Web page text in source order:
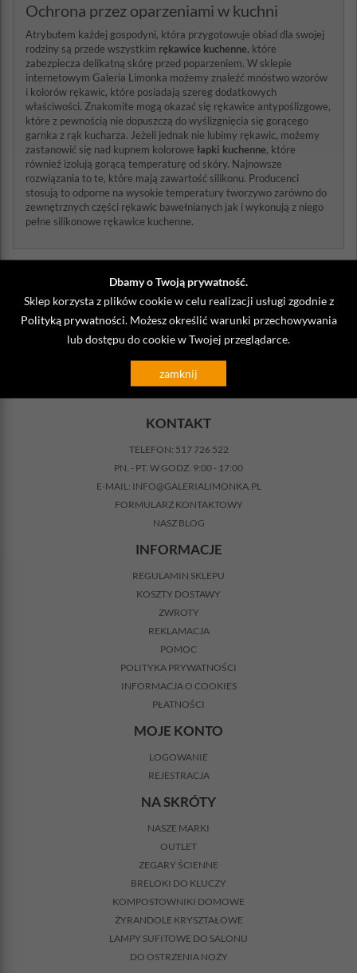
Dbamy o Twoją prywatność.
Sklep korzysta z plików cookie w celu realizacji usługi zgodnie z
Polityką prywatności . Możesz określić warunki przechowywania
lub dostępu do cookie w Twojej przeglądarce.
zamknij
Ochrona przez oparzeniami w kuchni
Atrybutem każdej gospodyni, która przygotowuje obiad dla swojej
rodziny są przede wszystkim rękawice kuchenne, które
zabezpiecza delikatną skórę przed poparzeniem. W sklepie
internetowym Galeria Limonka możemy znaleźć mnóstwo wzorów
i kolorów rękawic, które posiadają szereg dodatkowych
właściwości. Znakomite mogą okazać się rękawice antypoślizgowe,
które z pewnością nie dopuszczą do wyślizgnięcia się gorącego
garnka z rąk kucharza. Jeżeli jednak nie lubimy rękawic, możemy
zastanowić się nad kupnem kolorowe łapki kuchenne, które
również izolują gorącą temperaturę od skóry. Najnowsze
rozwiązania to te, które mają zawartość silikonu. Producenci
stosują to odporne na wysokie temperatury tworzywo zarówno do
zewnętrznych części rękawic bawełnianych jak i wykonują z niego
pełne silikonowe rękawice kuchenne.
NEWSLETTER
KONTAKT
TELEFON: 517 726 522
PN. - PT. W GODZ. 9:00 - 17:00
E-MAIL: INFO@GALERIALIMONKA.PL
FORMULARZ KONTAKTOWY
NASZ BLOG
INFORMACJE
REGULAMIN SKLEPU
KOSZTY DOSTAWY
ZWROTY
REKLAMACJA
POMOC
POLITYKA PRYWATNOŚCI
INFORMACJA O COOKIES
PŁATNOŚCI
MOJE KONTO
LOGOWANIE
REJESTRACJA
NA SKRÓTY
NASZE MARKI
OUTLET
ZEGARY ŚCIENNE
BRELOKI DO KLUCZY
KOMPOSTOWNIKI DOMOWE
ŻYRANDOLE KRYSZTAŁOWE
LAMPY SUFITOWE DO SALONU
DO OSTRZENIA NOŻY